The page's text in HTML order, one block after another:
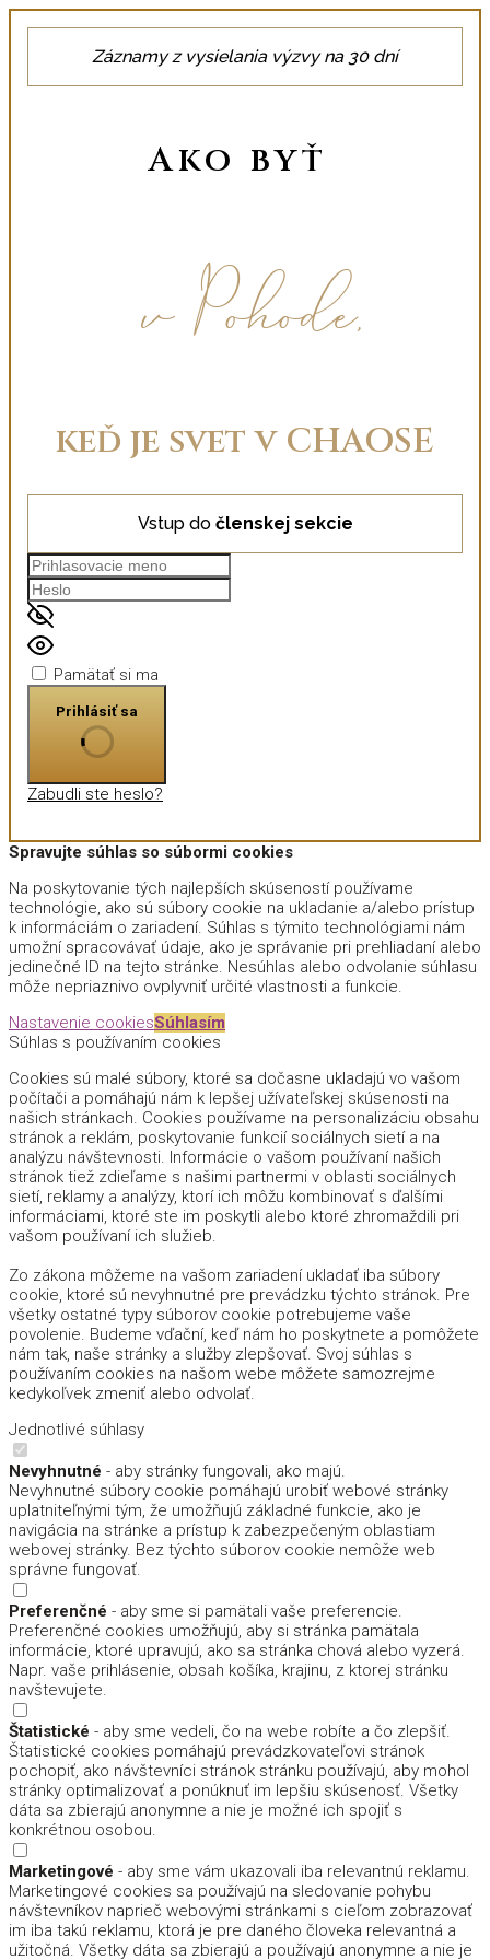
Záznamy z vysielania výzvy na 30 dní
Ako byť
v Pohode,
keď je svet v CHAOSE
Vstup do členskej sekcie
Pamätať si ma
Prihlásiť sa
Zabudli ste heslo?
Spravujte súhlas so súbormi cookies
Na poskytovanie tých najlepších skúseností používame
technológie, ako sú súbory cookie na ukladanie a/alebo prístup
k informáciám o zariadení. Súhlas s týmito technológiami nám
umožní spracovávať údaje, ako je správanie pri prehliadaní alebo
jedinečné ID na tejto stránke. Nesúhlas alebo odvolanie súhlasu
môže nepriaznivo ovplyvniť určité vlastnosti a funkcie.
Nastavenie cookiesSúhlasím
Súhlas s používaním cookies
Cookies sú malé súbory, ktoré sa dočasne ukladajú vo vašom
počítači a pomáhajú nám k lepšej užívateľskej skúsenosti na
našich stránkach. Cookies používame na personalizáciu obsahu
stránok a reklám, poskytovanie funkcií sociálnych sietí a na
analýzu návštevnosti. Informácie o vašom používaní našich
stránok tiež zdieľame s našimi partnermi v oblasti sociálnych
sietí, reklamy a analýzy, ktorí ich môžu kombinovať s ďalšími
informáciami, ktoré ste im poskytli alebo ktoré zhromaždili pri
vašom používaní ich služieb.
Zo zákona môžeme na vašom zariadení ukladať iba súbory
cookie, ktoré sú nevyhnutné pre prevádzku týchto stránok. Pre
všetky ostatné typy súborov cookie potrebujeme vaše
povolenie. Budeme vďační, keď nám ho poskytnete a pomôžete
nám tak, naše stránky a služby zlepšovať. Svoj súhlas s
používaním cookies na našom webe môžete samozrejme
kedykoľvek zmeniť alebo odvolať.
Jednotlivé súhlasy
Nevyhnutné - aby stránky fungovali, ako majú.
Nevyhnutné súbory cookie pomáhajú urobiť webové stránky
uplatniteľnými tým, že umožňujú základné funkcie, ako je
navigácia na stránke a prístup k zabezpečeným oblastiam
webovej stránky. Bez týchto súborov cookie nemôže web
správne fungovať.
Preferenčné - aby sme si pamätali vaše preferencie.
Preferenčné cookies umožňujú, aby si stránka pamätala
informácie, ktoré upravujú, ako sa stránka chová alebo vyzerá.
Napr. vaše prihlásenie, obsah košíka, krajinu, z ktorej stránku
navštevujete.
Štatistické - aby sme vedeli, čo na webe robíte a čo zlepšiť.
Štatistické cookies pomáhajú prevádzkovateľovi stránok
pochopiť, ako návštevníci stránok stránku používajú, aby mohol
stránky optimalizovať a ponúknuť im lepšiu skúsenosť. Všetky
dáta sa zbierajú anonymne a nie je možné ich spojiť s
konkrétnou osobou.
Marketingové - aby sme vám ukazovali iba relevantnú reklamu.
Marketingové cookies sa používajú na sledovanie pohybu
návštevníkov naprieč webovými stránkami s cieľom zobrazovať
im iba takú reklamu, ktorá je pre daného človeka relevantná a
užitočná. Všetky dáta sa zbierajú a používajú anonymne a nie je